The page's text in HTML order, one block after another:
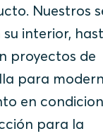
Nuestros
interior,
proyectos de
para
en
para la